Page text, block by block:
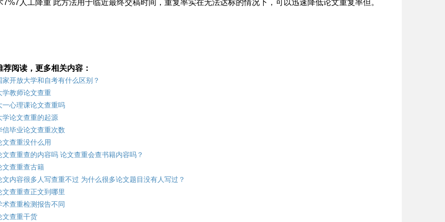
7%7人工降重 此方法用于临近最终交稿时间，重复率实在无法达标的情况下，可以迅速降低论文重复率但。
荐阅读，更多相关内容：
家开放大学和自考有什么区别？
学教师论文查重
一心理课论文查重吗
学论文查重的起源
信毕业论文查重次数
文查重没什么用
文查重查的内容吗 论文查重会查书籍内容吗？
文查重查古籍
文内容很多人写查重不过 为什么很多论文题目没有人写过？
文查重查正文到哪里
术查重检测报告不同
文查重干货